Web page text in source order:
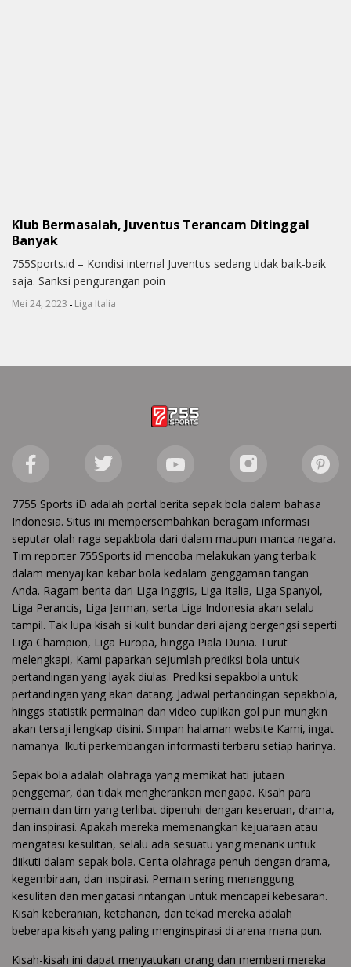
Klub Bermasalah, Juventus Terancam Ditinggal
Banyak
755Sports.id – Kondisi internal Juventus sedang tidak baik-baik
saja. Sanksi pengurangan poin
Mei 24, 2023 - Liga Italia
7755 Sports iD adalah portal berita sepak bola dalam bahasa
Indonesia. Situs ini mempersembahkan beragam informasi
seputar olah raga sepakbola dari dalam maupun manca negara.
Tim reporter 755Sports.id mencoba melakukan yang terbaik
dalam menyajikan kabar bola kedalam genggaman tangan
Anda. Ragam berita dari Liga Inggris, Liga Italia, Liga Spanyol,
Liga Perancis, Liga Jerman, serta Liga Indonesia akan selalu
tampil. Tak lupa kisah si kulit bundar dari ajang bergengsi seperti
Liga Champion, Liga Europa, hingga Piala Dunia. Turut
melengkapi, Kami paparkan sejumlah prediksi bola untuk
pertandingan yang layak diulas. Prediksi sepakbola untuk
pertandingan yang akan datang. Jadwal pertandingan sepakbola,
hinggs statistik permainan dan video cuplikan gol pun mungkin
akan tersaji lengkap disini. Simpan halaman website Kami, ingat
namanya. Ikuti perkembangan informasti terbaru setiap harinya.
Sepak bola adalah olahraga yang memikat hati jutaan
penggemar, dan tidak mengherankan mengapa. Kisah para
pemain dan tim yang terlibat dipenuhi dengan keseruan, drama,
dan inspirasi. Apakah mereka memenangkan kejuaraan atau
mengatasi kesulitan, selalu ada sesuatu yang menarik untuk
diikuti dalam sepak bola. Cerita olahraga penuh dengan drama,
kegembiraan, dan inspirasi. Pemain sering menanggung
kesulitan dan mengatasi rintangan untuk mencapai kebesaran.
Kisah keberanian, ketahanan, dan tekad mereka adalah
beberapa kisah yang paling menginspirasi di arena mana pun.
Kisah-kisah ini dapat menyatukan orang dan memberi mereka